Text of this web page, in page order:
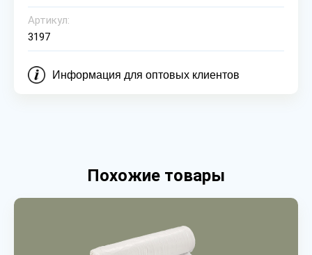
Артикул:
3197
Информация для оптовых клиентов
Похожие товары